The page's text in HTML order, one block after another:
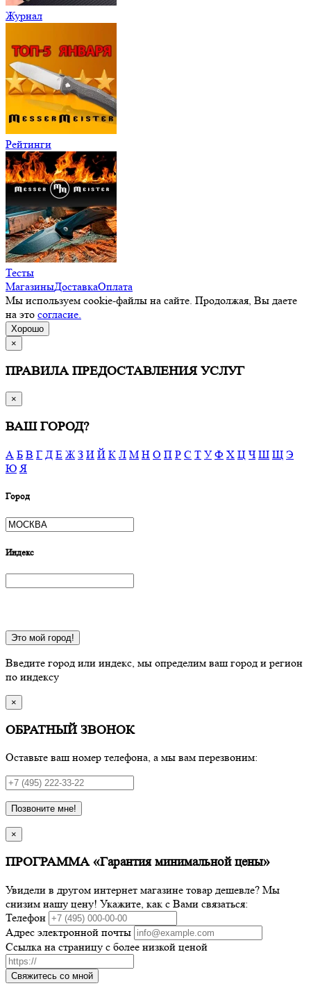
Журнал
Рейтинги
Тесты
МагазиныДоставкаОплата
Мы используем cookie-файлы на сайте. Продолжая, Вы даете
на это согласие.
Хорошо
×
ПРАВИЛА ПРЕДОСТАВЛЕНИЯ УСЛУГ
×
ВАШ ГОРОД?
А Б В Г Д Е Ж З И Й К Л М Н О П Р С Т У Ф Х Ц Ч Ш Щ Э
Ю Я
Город
Индекс
Это мой город!
Введите город или индекс, мы определим ваш город и регион
по индексу
×
ОБРАТНЫЙ ЗВОНОК
Оставьте ваш номер телефона, а мы вам перезвоним:
Позвоните мне!
×
ПРОГРАММА «Гарантия минимальной цены»
Увидели в другом интернет магазине товар дешевле? Мы
снизим нашу цену! Укажите, как с Вами связаться:
Телефон
Адрес электронной почты
Ссылка на страницу с более низкой ценой
Свяжитесь со мной